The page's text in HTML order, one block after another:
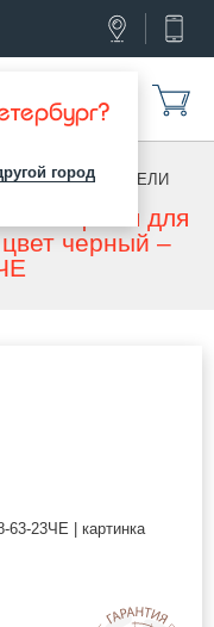
город
/ЛАТОДЕРЖАТЕЛИ
для
черный –